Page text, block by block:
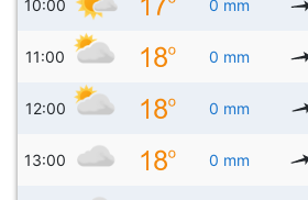
10:00 0 mm
11:00 0 mm
12:00 0 mm
13:00 0 mm